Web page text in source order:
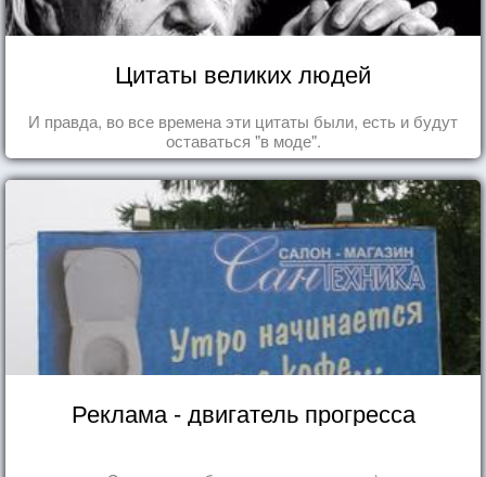
Цитаты великих людей
И правда, во все времена эти цитаты были, есть и будут
оставаться "в моде".
Реклама - двигатель прогресса